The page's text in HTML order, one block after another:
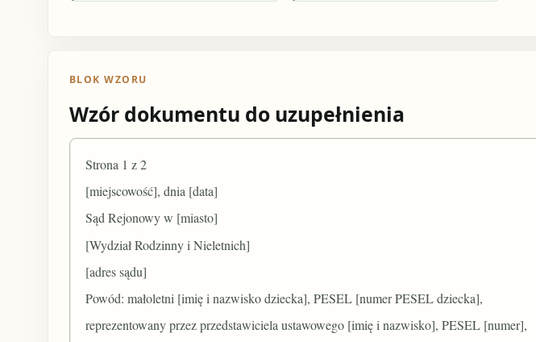
BLOK WZORU
Wzór dokumentu do uzupełnienia
Strona 1 z 2
[miejscowość], dnia [data]
Sąd Rejonowy w [miasto]
[Wydział Rodzinny i Nieletnich]
[adres sądu]
Powód: małoletni [imię i nazwisko dziecka], PESEL [numer PESEL dziecka],
reprezentowany przez przedstawiciela ustawowego [imię i nazwisko], PESEL [numer],